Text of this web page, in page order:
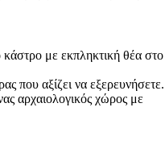
με εκπληκτική θέα στο
που αξίζει να εξερευνήσετε.
αρχαιολογικός χώρος με